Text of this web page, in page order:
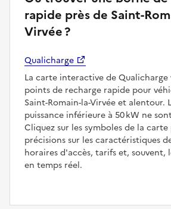
rapide près de Saint-
Virvée ?
Qualicharge
La carte interactive de Qualicharge
points de recharge rapide pour
Saint-Romain-la-Virvée et alentour.
puissance inférieure à 50 kW ne
Cliquez sur les symboles de la
précisions sur les caractéristiques
horaires d'accès, tarifs et,
en temps réel.